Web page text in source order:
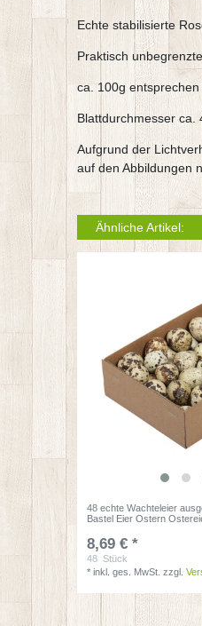
Echte stabilisierte
Praktisch
ca. 100g
Blattdurchmesser ca.
Aufgrund der
auf den Abbildungen
Ähnliche Artikel:
48 echte Wachteleier
Bastel Eier Ostern
8,69 € *
48 Stück
*inkl. ges. MwSt. zzgl.